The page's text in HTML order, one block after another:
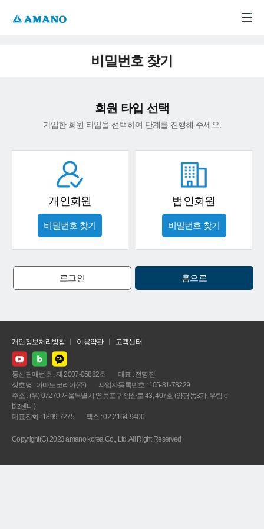
비밀번호 찾기
회원 타입 선택
가입한 회원 타입을 선택하여 단계를 진행해 주세요.
개인회원
비밀번호 찾기
법인회원
비밀번호 찾기
로그인 홈으로
개인정보처리방침 이용약관 고객센터
통신판매번호 : 제 2007-05882호
대표 : 전명진
상호명 : 아마노코리아(주)
사업자등록번호 : 105-81-78229
주소 : (우) 07270 서울특별시 영등포구 양산로 43, 407호 (양평동3가, 우림 e-
biz센터)
대표전화 : 1899-7275
팩스 : 02-2164-9400
Copyright(C) 2023 amano korea Co., Ltd. All Right Reserved